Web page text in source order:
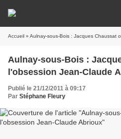
Accueil » Aulnay-sous-Bois : Jacques Chaussat
Aulnay-sous-Bois :
l'obsession Jean-Claude
Publié le 21/12/2011 à 09:17
Par Stéphane Fleury